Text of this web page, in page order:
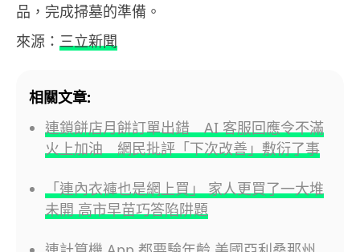
品，完成掃墓的準備。
來源： 三立新聞
相關文章:
連鎖餅店月餅訂單出錯 AI 客服回應令不滿
火上加油 網民批評「下次改善」敷衍了事
「連內衣褲也是網上買」 家人更買了一大堆
未開 高市早苗巧答陷阱題